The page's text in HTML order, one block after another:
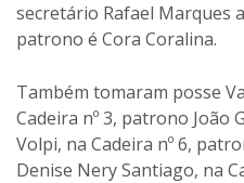
secretário Rafael Marques
patrono é Cora Coralina.
Também tomaram posse
Cadeira nº 3, patrono João
Volpi, na Cadeira nº 6,
Denise Nery Santiago, na